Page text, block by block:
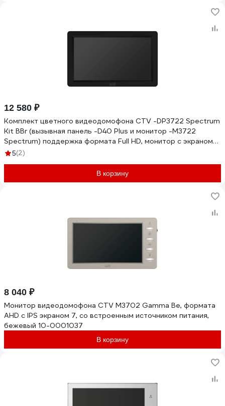
12 580 ₽
Комплект цветного видеодомофона CTV -DP3722 Spectrum
Kit BBr (вызывная панель -D40 Plus и монитор -M3722
Spectrum) поддержка формата Full HD, монитор с экраном
7") 10-0001128
5(2)
В корзину
8 040 ₽
Монитор видеодомофона CTV M3702 Gamma Be, формата
AHD с IPS экраном 7, со встроенным источником питания,
бежевый 10-0001037
В корзину